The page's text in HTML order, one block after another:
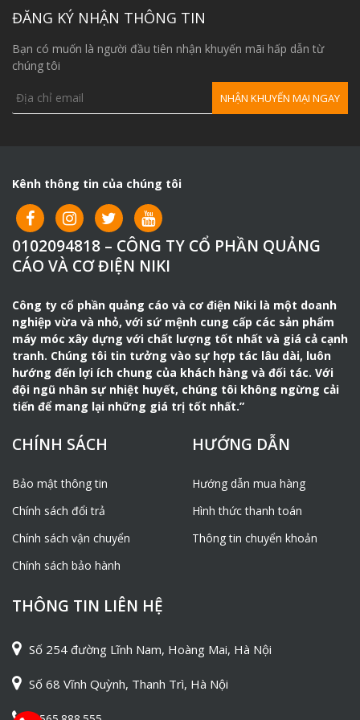
Hình ảnh sản phẩm
Một máy xoa nền bê tông cầm tay gồm có các bộ
bằng điện.
– Mâm xoa: được làm từ chất liệu kim loại chắc chắn, bao
quanh phần lưỡi xoa, bộ phận này giúp đảm bảo an toàn
cho người sử dụng khi thao tác vận hành máy.
– Lưỡi xoa: là bộ phận tiếp xúc trực tiếp với mặt sàn bê
– Càng xoa (tay cầm): giúp người sử dụng điều khiển máy
xoa nền dễ dàng, di chuyển linh hoạt.
2. Cấu tạo của Máy xoa nền bê
tông Dynamic QJM1000 chính
hãng
Máy xoa bê tông
Dynamic QJM-1000 được sử dụng phổ
biến tại các công trường xây dựng bởi khả năng tạo độ
nhẵn mịn cho nền sàn với chất lượng mài cao và ổn định.
Sản phẩm này nổi bật với thiết kế đơn giản, gọn nhẹ kiểu
cầm tay và dễ dàng điều khiển.
Máy xoa nền bê tông Dynamic QJM-1000 sử dụng nhiên
liệu xăng, động cơ HONDA GX160-5.5HP mạnh mẽ, tốc
độ xoa (v/p): 160, đường kính xoa (mm): 900, trọng
lượng (kg): 80 đem đến cho bạn trải nghiệm công việc
hiệu quả và tiết kiệm thời gian.
3.Ưu điểm của máy xoa nền
Dynamic QJM1000:
– Động cơ chạy êm.
– Máy có cấu tạo đơn giản, dễ dàng sử dụng và bảo
ĐĂNG KÝ NHẬN THÔNG TIN
Bạn có muốn là người đầu tiên nhận khuyến mãi hấp dẫn từ
chúng tôi
Kênh thông tin của chúng tôi
0102094818 – CÔNG TY CỔ PHẦN QUẢNG
CÁO VÀ CƠ ĐIỆN NIKI
Công ty cổ phần quảng cáo và cơ điện Niki là một doanh
nghiệp vừa và nhỏ, với sứ mệnh cung cấp các sản phẩm
máy móc xây dựng với chất lượng tốt nhất và giá cả cạnh
tranh. Chúng tôi tin tưởng vào sự hợp tác lâu dài, luôn
hướng đến lợi ích chung của khách hàng và đối tác. Với
đội ngũ nhân sự nhiệt huyết, chúng tôi không ngừng cải
tiến để mang lại những giá trị tốt nhất.”
CHÍNH SÁCH
Bảo mật thông tin
Chính sách đổi trả
Chính sách vận chuyển
Chính sách bảo hành
HƯỚNG DẪN
Hướng dẫn mua hàng
Hình thức thanh toán
Thông tin chuyển khoản
THÔNG TIN LIÊN HỆ
Số 254 đường Lĩnh Nam, Hoàng Mai, Hà Nội
Số 68 Vĩnh Quỳnh, Thanh Trì, Hà Nội